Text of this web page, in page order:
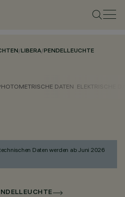
/LIBERA/PENDELLEUCHTE
DATEN ELEKTRISCHE
Daten werden ab Juni 2026